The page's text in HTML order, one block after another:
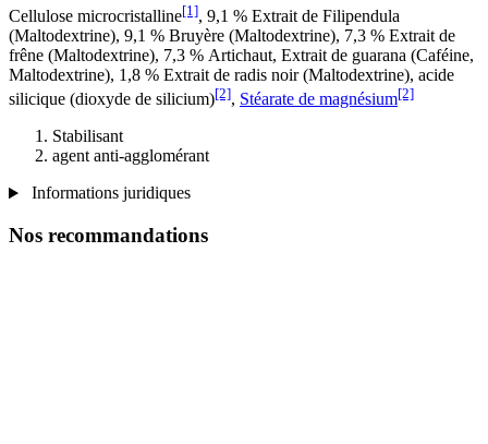
Cellulose microcristalline[1], 9,1 % Extrait de Filipendula
(Maltodextrine), 9,1 % Bruyère (Maltodextrine), 7,3 % Extrait de
frêne (Maltodextrine), 7,3 % Artichaut, Extrait de guarana (Caféine,
Maltodextrine), 1,8 % Extrait de radis noir (Maltodextrine), acide
silicique (dioxyde de silicium)[2], Stéarate de magnésium[2]
Stabilisant
agent anti-agglomérant
Informations juridiques
Nos recommandations